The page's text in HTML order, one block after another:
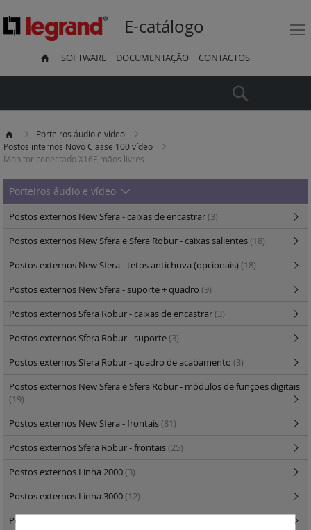
E-catálogo
SOFTWARE DOCUMENTAÇÃO CONTACTOS
Porteiros áudio e vídeo
Postos internos Novo Classe 100 vídeo
Monitor conectado X16E mãos livres
Porteiros áudio e vídeo
Postos externos New Sfera - caixas de encastrar(3)
Postos externos New Sfera e Sfera Robur - caixas salientes(18)
Postos externos New Sfera - tetos antichuva (opcionais)(18)
Postos externos New Sfera - suporte + quadro (9)
Postos externos Sfera Robur - caixas de encastrar(3)
Postos externos Sfera Robur - suporte(3)
Postos externos Sfera Robur - quadro de acabamento (3)
Postos externos New Sfera e Sfera Robur - módulos de funções digitais
(19)
Postos externos New Sfera - frontais(81)
Postos externos Sfera Robur - frontais(25)
Postos externos Linha 2000(3)
Postos externos Linha 3000(12)
Postos internos Classe 300 video mãos livres